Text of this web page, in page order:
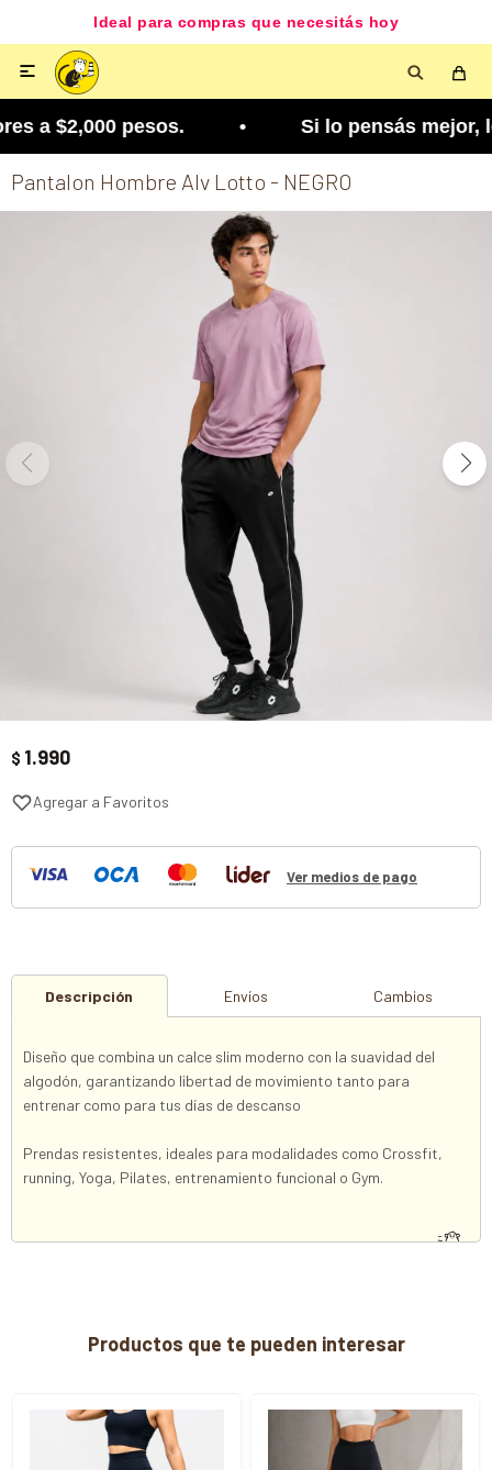
Ideal para compras que necesitás hoy

a $2,000 pesos. • Si lo pensás mejor, lo
Pantalon Hombre Alv Lotto - NEGRO
$ 1.990
Ver medios de pago
Descripción Envíos Cambios
Diseño que combina un calce slim moderno con la suavidad del
algodón, garantizando libertad de movimiento tanto para
entrenar como para tus días de descanso
Prendas resistentes, ideales para modalidades como Crossfit,
running, Yoga, Pilates, entrenamiento funcional o Gym.
Productos que te pueden interesar